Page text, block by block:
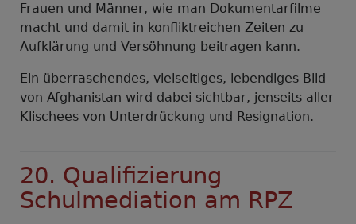
Frauen und Männer, wie man Dokumentarfilme
macht und damit in konfliktreichen Zeiten zu
Aufklärung und Versöhnung beitragen kann.
Ein überraschendes, vielseitiges, lebendiges Bild
von Afghanistan wird dabei sichtbar, jenseits aller
Klischees von Unterdrückung und Resignation.
20. Qualifizierung
Schulmediation am RPZ